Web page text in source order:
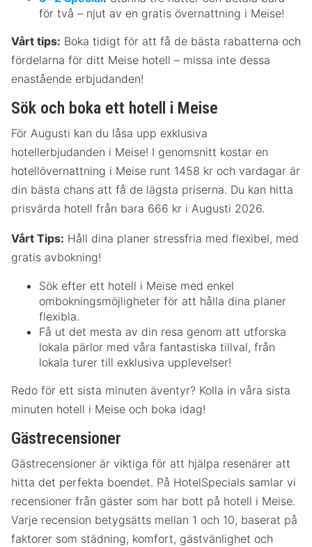
för två – njut av en gratis övernattning i Meise!
Vårt tips: Boka tidigt för att få de bästa rabatterna och
fördelarna för ditt Meise hotell – missa inte dessa
enastående erbjudanden!
Sök och boka ett hotell i Meise
För Augusti kan du låsa upp exklusiva
hotellerbjudanden i Meise! I genomsnitt kostar en
hotellövernattning i Meise runt 1458 kr och vardagar är
din bästa chans att få de lägsta priserna. Du kan hitta
prisvärda hotell från bara 666 kr i Augusti 2026.
Vårt Tips: Håll dina planer stressfria med flexibel, med
gratis avbokning!
Sök efter ett hotell i Meise med enkel
ombokningsmöjligheter för att hålla dina planer
flexibla.
Få ut det mesta av din resa genom att utforska
lokala pärlor med våra fantastiska tillval, från
lokala turer till exklusiva upplevelser!
Redo för ett sista minuten äventyr? Kolla in våra sista
minuten hotell i Meise och boka idag!
Gästrecensioner
Gästrecensioner är viktiga för att hjälpa resenärer att
hitta det perfekta boendet. På HotelSpecials samlar vi
recensioner från gäster som har bott på hotell i Meise.
Varje recension betygsätts mellan 1 och 10, baserat på
faktorer som städning, komfort, gästvänlighet och